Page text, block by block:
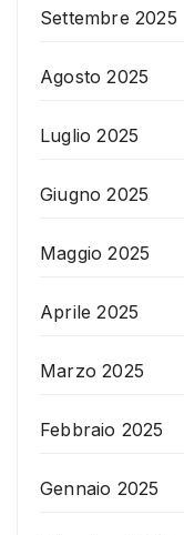
Settembre 2025
Agosto 2025
Luglio 2025
Giugno 2025
Maggio 2025
Aprile 2025
Marzo 2025
Febbraio 2025
Gennaio 2025